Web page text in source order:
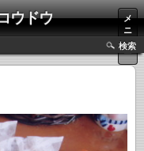
ウドウ
メ
ニ
ュ
ー
検索